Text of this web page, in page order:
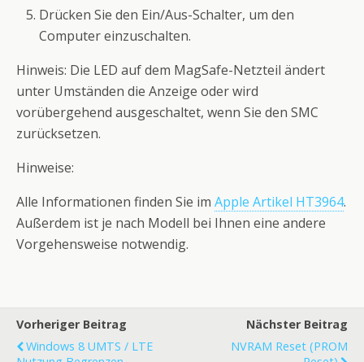
Drücken Sie den Ein/Aus-Schalter, um den
Computer einzuschalten.
Hinweis: Die LED auf dem MagSafe-Netzteil ändert
unter Umständen die Anzeige oder wird
vorübergehend ausgeschaltet, wenn Sie den SMC
zurücksetzen.
Hinweise:
Alle Informationen finden Sie im Apple Artikel HT3964.
Außerdem ist je nach Modell bei Ihnen eine andere
Vorgehensweise notwendig.
Vorheriger Beitrag
Windows 8 UMTS / LTE
Nächster Beitrag
NVRAM Reset (PROM